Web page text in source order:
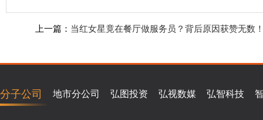
上一篇： 当红女星竟在餐厅做服务员？背后原因获赞无数
分子公司 地市分公司 弘图投资 弘视数媒 弘智科技